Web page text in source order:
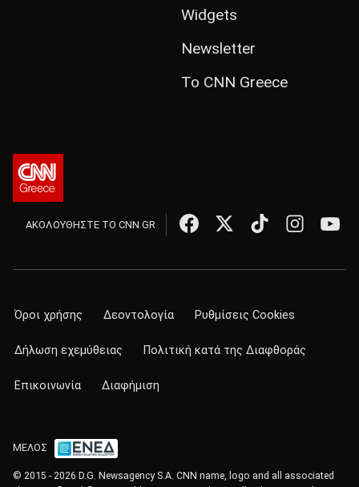
Widgets
Newsletter
Το CNN Greece
ΑΚΟΛΟΥΘΗΣΤΕ ΤΟ CNN.GR
Όροι χρήσης Δεοντολογία Ρυθμίσεις Cookies
Δήλωση εχεμύθειας Πολιτική κατά της Διαφθοράς
Επικοινωνία Διαφήμιση
ΜΕΛΟΣ
© 2015 - 2026 D.G. Newsagency S.A. CNN name, logo and all associated